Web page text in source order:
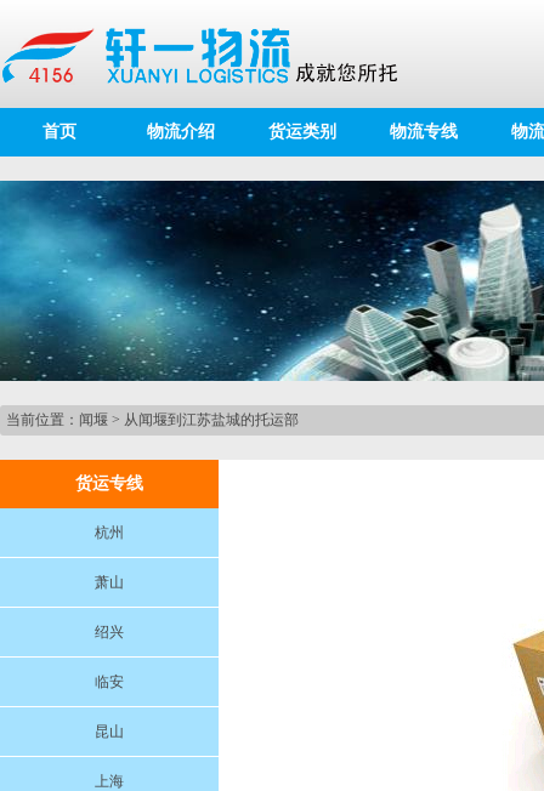
首页 物流介绍 货运类别 物流专线 物
当前位置： 闻堰 > 从闻堰到江苏盐城的托运部
货运专线
杭州
萧山
绍兴
临安
昆山
上海